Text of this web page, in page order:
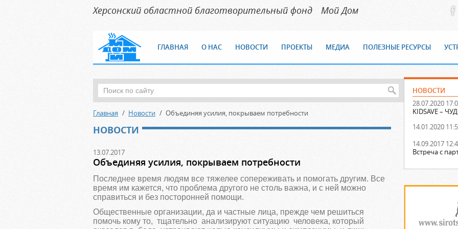
Херсонский областной благотворительный фонд Мой Дом
ГЛАВНАЯ О НАС НОВОСТИ ПРОЕКТЫ МЕДИА ПОЛЕЗНЫЕ РЕСУРСЫ
НОВОСТИ
28.07.2020
KIDSAVE –
14.01.2020
14.09.2017
Встреча с
Главная Новости Объединяя усилия, покрываем потребности
НОВОСТИ
13.07.2017
Объединяя усилия, покрываем потребности
Последнее время людям все тяжелее сопереживать и помогать другим. Все
время им кажется, что проблема другого не столь важна, и с ней можно
справиться и без посторонней помощи.
Общественные организации, да и частные лица, прежде чем решиться
помочь кому то, тщательно анализируют ситуацию человека, который